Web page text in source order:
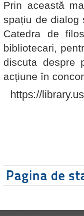
Prin această
spațiu de dialog
Catedra de
bibliotecari,
discuta despre
acțiune în
https://
Pagina de